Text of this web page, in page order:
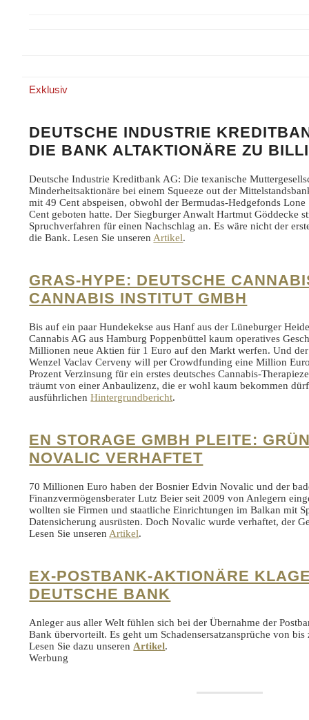
Exklusiv
DEUTSCHE INDUSTRIE
DIE BANK ALTAKTIONÄRE ZU
Deutsche Industrie Kreditbank AG: Die texanische
Minderheitsaktionäre bei einem Squeeze out der
mit 49 Cent abspeisen, obwohl der Bermudas-Hedgefonds
Cent geboten hatte. Der Siegburger Anwalt Hartmut Göddecke
Spruchverfahren für einen Nachschlag an. Es wäre nicht der
die Bank. Lesen Sie unseren Artikel.
GRAS-HYPE: DEUTSCHE
CANNABIS INSTITUT GMBH
Bis auf ein paar Hundekekse aus Hanf aus der Lüneburger
Cannabis AG aus Hamburg Poppenbüttel kaum operatives
Millionen neue Aktien für 1 Euro auf den Markt werfen. Und
Wenzel Vaclav Cerveny will per Crowdfunding eine Million
Prozent Verzinsung für ein erstes deutsches Cannabis-
träumt von einer Anbaulizenz, die er wohl kaum bekommen
ausführlichenHintergrundbericht.
EN STORAGE GMBH PLEITE:
NOVALIC VERHAFTET
70 Millionen Euro haben der Bosnier Edvin Novalic und der
Finanzvermögensberater Lutz Beier seit 2009 von Anlegern
wollten sie Firmen und staatliche Einrichtungen im Balkan mit
Datensicherung ausrüsten. Doch Novalic wurde verhaftet, der
Lesen Sie unseren Artikel.
EX-POSTBANK-AKTIONÄRE
DEUTSCHE BANK
Anleger aus aller Welt fühlen sich bei der Übernahme der
Bank übervorteilt. Es geht um Schadensersatzansprüche von
Lesen Sie dazu unseren Artikel.
Werbung